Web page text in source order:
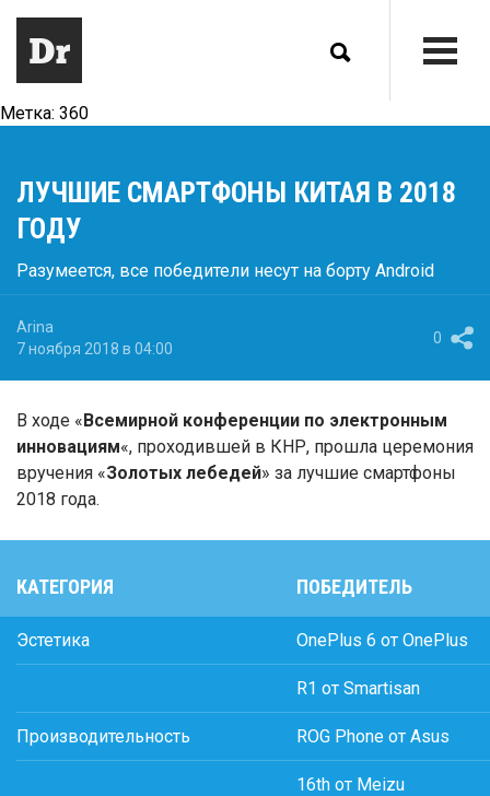
Метка: 360
ЛУЧШИЕ СМАРТФОНЫ КИТАЯ В 2018
ГОДУ
Разумеется, все победители несут на борту Android
Arina
7 ноября 2018 в 04:00
0
В ходе «Всемирной конференции по электронным
инновациям«, проходившей в КНР, прошла церемония
вручения «Золотых лебедей» за лучшие смартфоны
2018 года.
КАТЕГОРИЯ ПОБЕДИТЕЛЬ
Эстетика OnePlus 6 от OnePlus
R1 от Smartisan
Производительность ROG Phone от Asus
16th от Meizu